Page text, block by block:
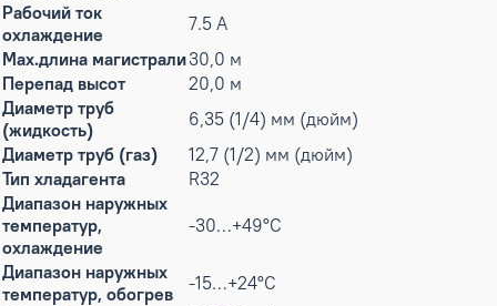
Рабочий ток
охлаждение
7.5 А
Max.длина магистрали30,0 м
Перепад высот
20,0 м
Диаметр труб
(жидкость)
6,35 (1/4) мм (дюйм)
Диаметр труб (газ)
12,7 (1/2) мм (дюйм)
Тип хладагента
R32
Диапазон наружных
температур,
охлаждение
-30…+49°С
Диапазон наружных
температур, обогрев
-15…+24°С